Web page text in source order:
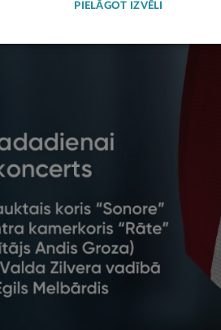
PIELĀGOT IZVĒLI